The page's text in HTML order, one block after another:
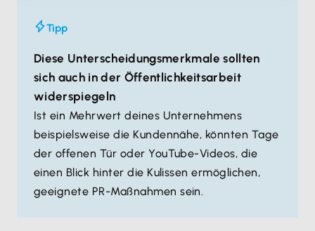
Tipp
Diese Unterscheidungsmerkmale sollten
sich auch in der Öffentlichkeitsarbeit
widerspiegeln
Ist ein Mehrwert deines Unternehmens
beispielsweise die Kundennähe, könnten Tage
der offenen Tür oder YouTube-Videos, die
einen Blick hinter die Kulissen ermöglichen,
geeignete PR-Maßnahmen sein.